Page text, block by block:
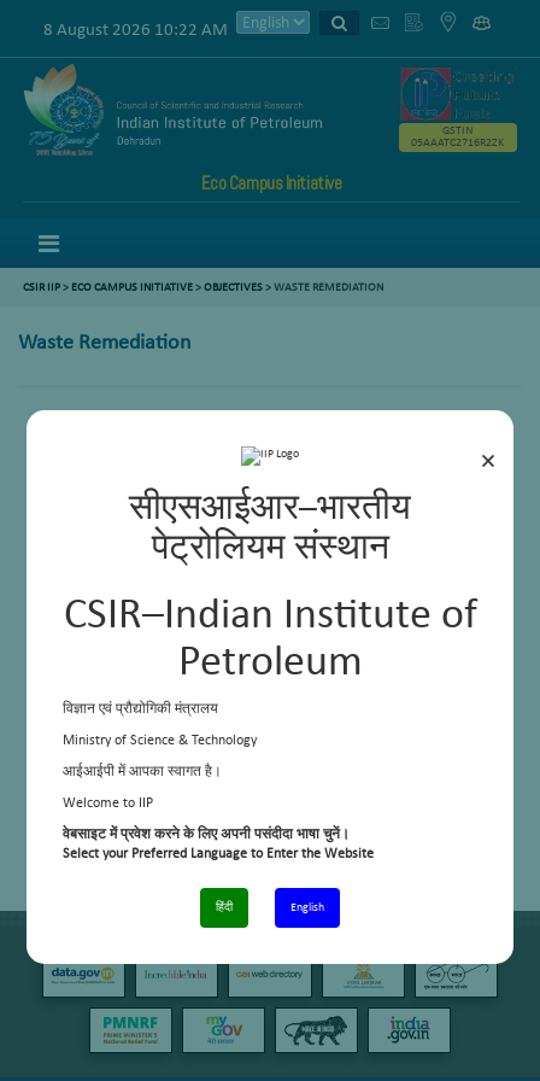
×
सीएसआईआर–भारतीय
पेट्रोलियम संस्थान
CSIR–Indian Institute of
Petroleum
विज्ञान एवं प्रौद्योगिकी मंत्रालय
Ministry of Science & Technology
आईआईपी में आपका स्वागत है।
Welcome to IIP
वेबसाइट में प्रवेश करने के लिए अपनी पसंदीदा भाषा चुनें।
Select your Preferred Language to Enter the Website
हिंदी English
8 August 2026 10:22 AM
Eco Campus Initiative
GSTIN
05AAATC2716R2ZK
CSIR IIP> ECO CAMPUS INITIATIVE>OBJECTIVES> WASTE REMEDIATION
Waste Remediation